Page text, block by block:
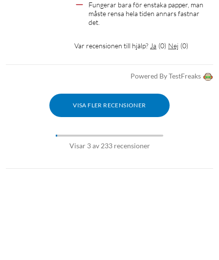
Fungerar bara för enstaka papper, man
måste rensa hela tiden annars fastnar
det.
Var recensionen till hjälp? Ja (0) Nej (0)
Powered By TestFreaks
VISA FLER RECENSIONER
Visar 3 av 233 recensioner